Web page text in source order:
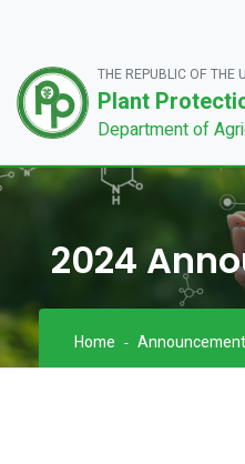
THE REPUBLIC OF THE
Plant
Department of
2024
Home